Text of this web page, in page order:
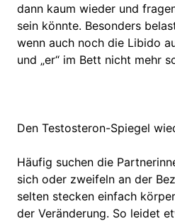
dann kaum wieder und
sein könnte. Besonders
wenn auch noch die Libido
und „er“ im Bett nicht mehr
Den Testosteron-Spiegel
Häufig suchen die
sich oder zweifeln an der
selten stecken einfach
der Veränderung. So leidet